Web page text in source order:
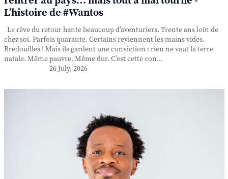
L’histoire de #Wantos
Le rêve du retour hante beaucoup d’aventuriers. Trente ans loin de
chez soi. Parfois quarante. Certains reviennent les mains vides.
Bredouilles ! Mais ils gardent une conviction : rien ne vaut la terre
natale. Même pauvre. Même dur. C’est cette con...
26 July, 2026